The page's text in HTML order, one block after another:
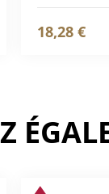
18,28 €